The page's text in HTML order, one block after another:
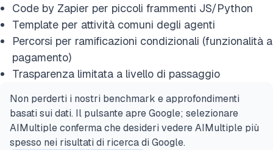
Code by Zapier per piccoli frammenti JS/Python
Template per attività comuni degli agenti
Percorsi per ramificazioni condizionali (funzionalità a
pagamento)
Trasparenza limitata a livello di passaggio
Non perderti i nostri benchmark e approfondimenti
basati sui dati. Il pulsante apre Google; selezionare
AIMultiple conferma che desideri vedere AIMultiple più
spesso nei risultati di ricerca di Google.